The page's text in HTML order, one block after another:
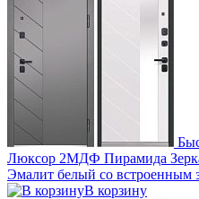
Люксор 2МДФ Пирамида
Эмалит белый со встроенным
В корзину